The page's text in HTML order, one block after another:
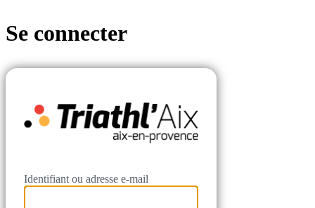
Se connecter
Identifiant ou adresse e-mail